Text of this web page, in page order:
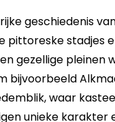
geschiedenis
pittoreske stadjes
gezellige pleinen
bijvoorbeeld
waar
unieke